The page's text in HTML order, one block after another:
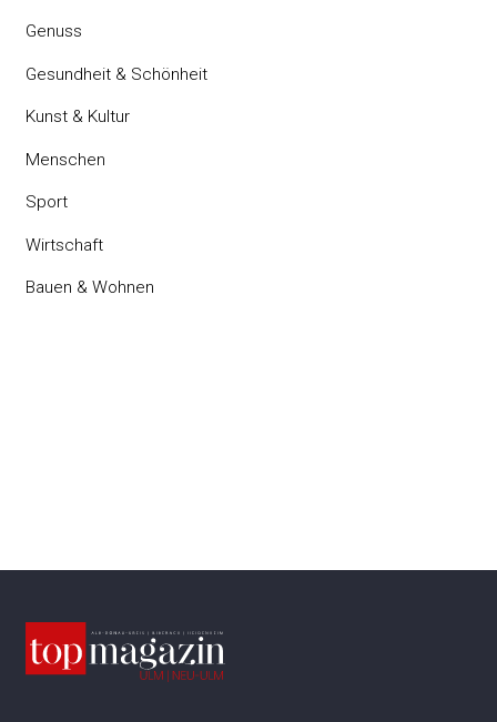
Genuss
Gesundheit & Schönheit
Kunst & Kultur
Menschen
Sport
Wirtschaft
Bauen & Wohnen